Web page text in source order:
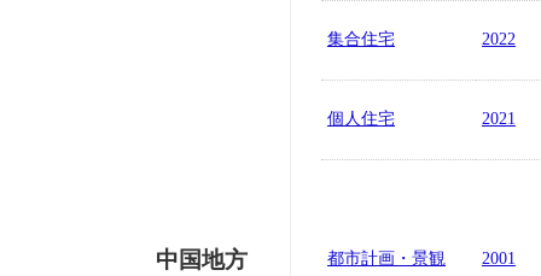
集合住宅 2022
個人住宅 2021
中国地方 都市計画・景観 2001